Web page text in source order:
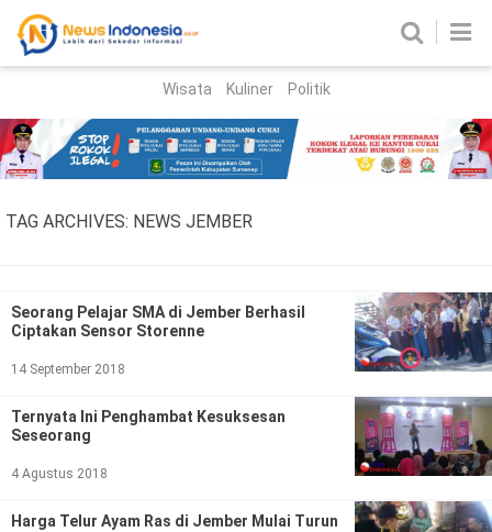
Parlemen
Nasional
Wisata Kuliner Politik
TAG ARCHIVES: NEWS JEMBER
Seorang Pelajar SMA di Jember Berhasil
Ciptakan Sensor Storenne
14 September 2018
Ternyata Ini Penghambat Kesuksesan
Seseorang
4 Agustus 2018
Harga Telur Ayam Ras di Jember Mulai Turun